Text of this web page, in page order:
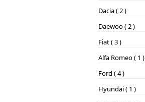
Dacia ( 2 )
Daewoo ( 2 )
Fiat ( 3 )
Alfa Romeo ( 1 )
Ford ( 4 )
Hyundai ( 1 )